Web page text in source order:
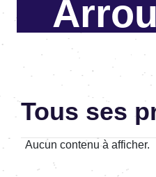
Cheffe de projet &
accessibilité numérique
Tous ses
Aucun contenu à afficher.